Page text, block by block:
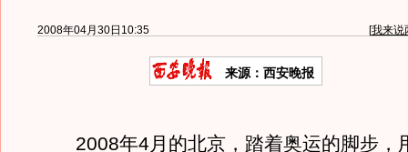
2008年04月30日10:35 [我来说
来源：西安晚报
2008年4月的北京，踏着奥运的脚步，